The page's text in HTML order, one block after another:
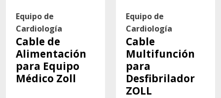
Equipo de
Cardiología
Cable de
Alimentación
para Equipo
Médico Zoll
Equipo de
Cardiología
Cable
Multifunción
para
Desfibrilador
ZOLL